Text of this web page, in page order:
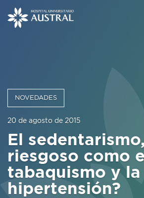
NOVEDADES
20 de agosto de 2015
El
riesgoso como el
tabaquismo y la
hipertensión?